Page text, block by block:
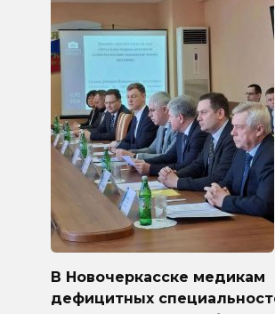
В Новочеркасске медикам
дефицитных